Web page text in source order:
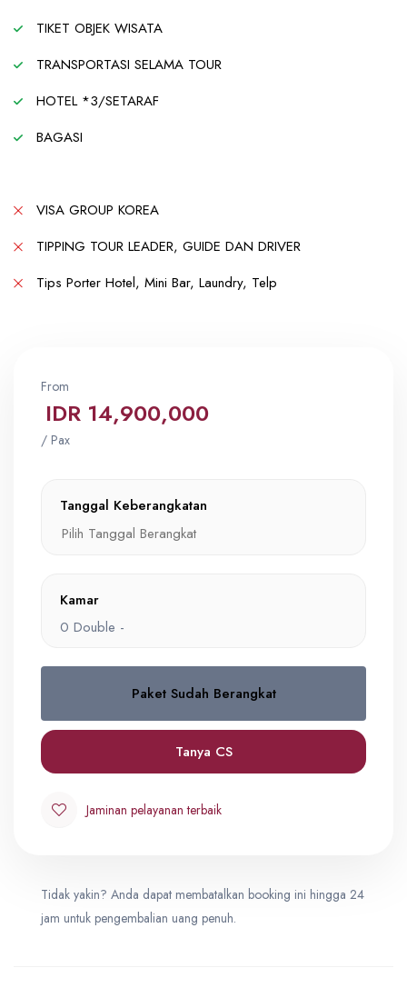
TIKET OBJEK WISATA
TRANSPORTASI SELAMA TOUR
HOTEL *3/SETARAF
BAGASI
VISA GROUP KOREA
TIPPING TOUR LEADER, GUIDE DAN DRIVER
Tips Porter Hotel, Mini Bar, Laundry, Telp
From
IDR 14,900,000
/ Pax
Tanggal Keberangkatan
Kamar
0 Double -
Double
IDR 14,900,000
0
Paket Sudah Berangkat
Tanya CS
Jaminan pelayanan terbaik
Tidak yakin? Anda dapat membatalkan booking ini hingga 24
jam untuk pengembalian uang penuh.